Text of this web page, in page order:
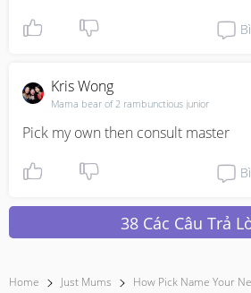
Kris Wong
Mama bear of 2 rambunctious junior
Pick my own then consult master
38 Các Câu Trả
Home Just Mums How Pick Name Your